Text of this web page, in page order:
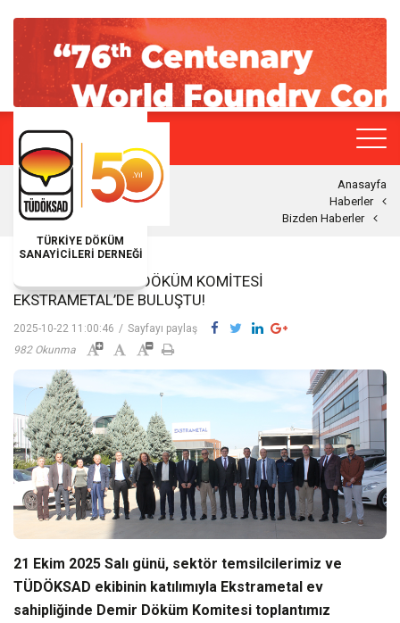
TÜRKİYE DÖKÜM
SANAYİCİLERİ DERNEĞİ
Anasayfa
Haberler
Bizden Haberler
TÜDÖKSAD DEMIR DÖKÜM KOMITESI
EKSTRAMETAL’DE BULUŞTU!
2025-10-22 11:00:46 / Sayfayı paylaş
982 Okunma
21 Ekim 2025 Salı günü, sektör temsilcilerimiz ve
TÜDÖKSAD ekibinin katılımıyla Ekstrametal ev
sahipliğinde Demir Döküm Komitesi toplantımız